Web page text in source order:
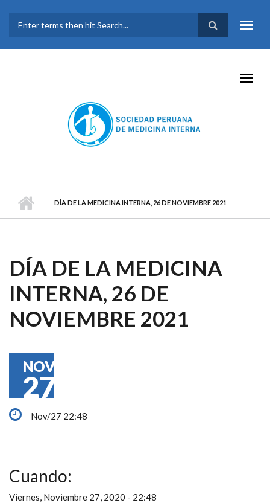
FORMULARIO DE
BÚSQUEDA
DÍA DE LA MEDICINA INTERNA, 26 DE NOVIEMBRE 2021
DÍA DE LA MEDICINA
INTERNA, 26 DE
NOVIEMBRE 2021
NOV
27
Nov/27 22:48
Cuando:
Viernes, Noviembre 27, 2020 - 22:48